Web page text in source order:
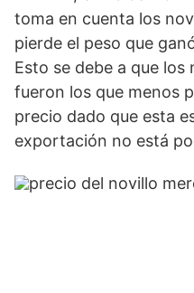
toma en cuenta los
pierde el peso que
Esto se debe a que los
fueron los que menos
precio dado que esta
exportación no está